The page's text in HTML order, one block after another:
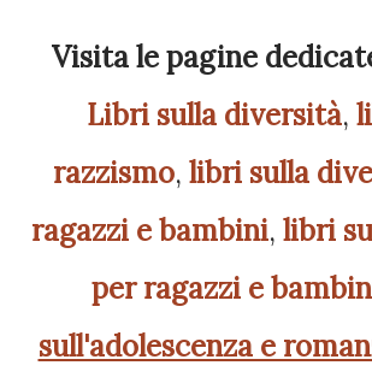
Visitale pagine
Libri sulla diversità,
razzismo, libri sulla
ragazzi e bambini, libri
per ragazzi e
sull'adolescenza e